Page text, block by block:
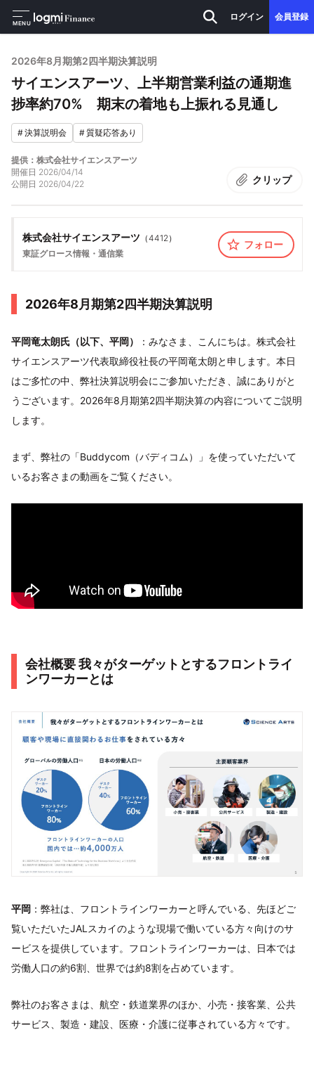
MENU
ログイン 会員登録
2026年8月期第2四半期決算説明
サイエンスアーツ、上半期営業利益の通期進
捗率約70% 期末の着地も上振れる見通し
#決算説明会 #質疑応答あり
提供：株式会社サイエンスアーツ
開催日 2026/04/14
公開日 2026/04/22 クリップ
株式会社サイエンスアーツ （4412）
東証グロース情報・通信業
フォロー
2026年8月期第2四半期決算説明
平岡竜太朗氏（以下、平岡）
：みなさま、こんにちは。株式会社
サイエンスアーツ代表取締役社長の平岡竜太朗と申します。本日
はご多忙の中、弊社決算説明会にご参加いただき、誠にありがと
うございます。2026年8月期第2四半期決算の内容についてご説明
します。
まず、弊社の「Buddycom（バディコム）」を使っていただいて
いるお客さまの動画をご覧ください。
会社概要 我々がターゲットとするフロントライ
ンワーカーとは
平岡 ：弊社は、フロントラインワーカーと呼んでいる、先ほどご
覧いただいたJALスカイのような現場で働いている方々向けのサ
ービスを提供しています。フロントラインワーカーは、日本では
労働人口の約6割、世界では約8割を占めています。
弊社のお客さまは、航空・鉄道業界のほか、小売・接客業、公共
サービス、製造・建設、医療・介護に従事されている方々です。